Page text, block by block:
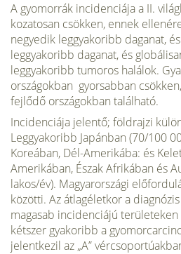
A gyomorrák incidenciája a II.
kozatosan csökken, ennek
negyedik leggyakoribb daganat,
leggyakoribb daganat, és
leggyakoribb tumoros halálok.
országokban gyorsabban
fejlődő országokban található.
Incidenciája jelentő; földrajzi
Leggyakoribb Japánban (70/100
Koreában, Dél-Amerikába: és
Amerikában, Észak Afrikában és
lakos/év). Magyarországi
közötti. Az átlagéletkor a
magasab incidenciájú területeken
kétszer gyakoribb a
jelentkezil az „A”